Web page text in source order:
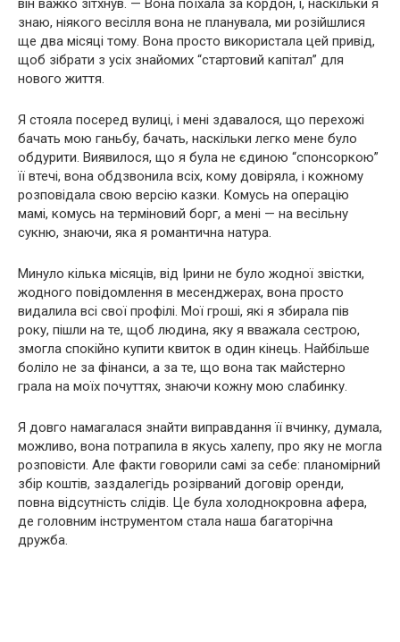
знаю, ніякого весілля вона не планувала, ми розійшлися
ще два місяці тому. Вона просто використала цей привід,
щоб зібрати з усіх знайомих “стартовий капітал” для
нового життя.
Я стояла посеред вулиці, і мені здавалося, що перехожі
бачать мою ганьбу, бачать, наскільки легко мене було
обдурити. Виявилося, що я була не єдиною “спонсоркою”
її втечі, вона обдзвонила всіх, кому довіряла, і кожному
розповідала свою версію казки. Комусь на операцію
мамі, комусь на терміновий борг, а мені — на весільну
сукню, знаючи, яка я романтична натура.
Минуло кілька місяців, від Ірини не було жодної звістки,
жодного повідомлення в месенджерах, вона просто
видалила всі свої профілі. Мої гроші, які я збирала пів
року, пішли на те, щоб людина, яку я вважала сестрою,
змогла спокійно купити квиток в один кінець. Найбільше
боліло не за фінанси, а за те, що вона так майстерно
грала на моїх почуттях, знаючи кожну мою слабинку.
Я довго намагалася знайти виправдання її вчинку, думала,
можливо, вона потрапила в якусь халепу, про яку не могла
розповісти. Але факти говорили самі за себе: планомірний
збір коштів, заздалегідь розірваний договір оренди,
повна відсутність слідів. Це була холоднокровна афера,
де головним інструментом стала наша багаторічна
дружба.